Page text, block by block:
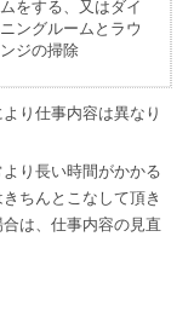
ムをする、又はダイ
ニングルームとラウ
ンジの掃除
り仕事内容は異なり
り長い時間がかかる
ちんとこなして頂き
は、仕事内容の見直